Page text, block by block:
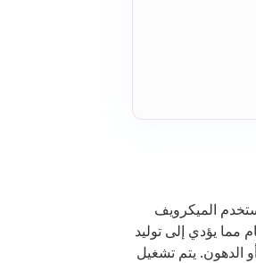
الميكرويف
مما يؤدي إلى توليد
الدهون. يتم تشغيل